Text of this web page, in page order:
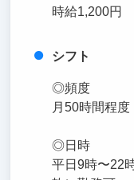
時給1,200円
シフト
◎頻度
月50時間程度
◎日時
平日9時〜22